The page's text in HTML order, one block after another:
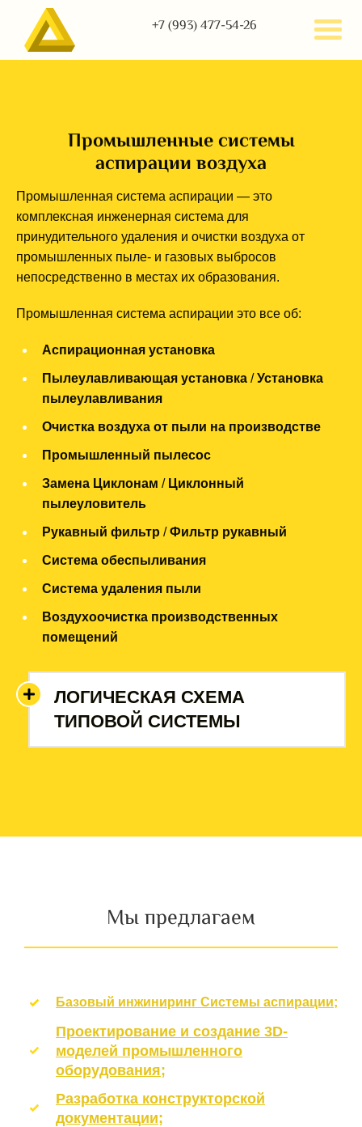
+7 (993) 477-54-26
Промышленные системы
аспирации воздуха
Промышленная система аспирации — это
комплексная инженерная система для
принудительного удаления и очистки воздуха от
промышленных пыле- и газовых выбросов
непосредственно в местах их образования.
Промышленная система аспирации это все об:
Аспирационная установка
Пылеулавливающая установка /Установка
пылеулавливания
Очистка воздуха от пыли на производстве
Промышленный пылесос
Замена Циклонам / Циклонный
пылеуловитель
Рукавный фильтр /Фильтр рукавный
Система обеспыливания
Система удаления пыли
Воздухоочистка производственных
помещений
ЛОГИЧЕСКАЯ СХЕМА
ТИПОВОЙ СИСТЕМЫ
Мы предлагаем
Базовый инжиниринг Системы аспирации;
Проектирование и создание 3D-
моделей промышленного
оборудования;
Разработка конструкторской
документации;